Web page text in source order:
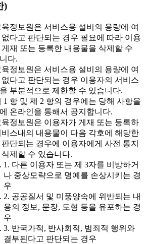
)
정보원은 서비스용 설비의 용량에 여
없다고 판단되는 경우 필요에 따라 이용
게재 또는 등록한 내용물을 삭제할 수
다.
정보원은 서비스용 설비의 용량에 여
없다고 판단되는 경우 이용자의 서비스
부분적으로 제한할 수 있습니다.
항 및 제 2 항의 경우에는 당해 사항을
온라인을 통해서 공지합니다.
정보원은 이용자가 게재 또는 등록하
비스내의 내용물이 다음 각호에 해당한
판단되는 경우에 이용자에게 사전 통지
삭제할 수 있습니다.
1. 다른 이용자 또는 제 3자를 비방하거
나 중상모략으로 명예를 손상시키는 경
우
2. 공공질서 및 미풍양속에 위반되는 내
용의 정보, 문장, 도형 등을 유포하는 경
우
3. 반국가적, 반사회적, 범죄적 행위와
결부된다고 판단되는 경우